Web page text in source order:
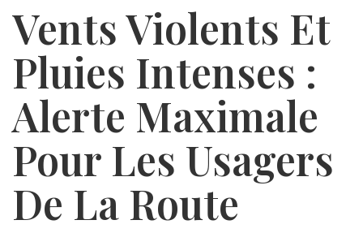
Vents Violents Et
Pluies Intenses :
Alerte Maximale
Pour Les Usagers
De La Route